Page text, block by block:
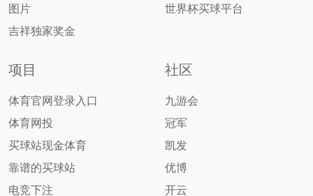
图片
吉祥独家奖金
世界杯买球平台
项目
体育官网登录入口
体育网投
买球站现金体育
靠谱的买球站
电竞下注
社区
九游会
冠军
凯发
优博
开云